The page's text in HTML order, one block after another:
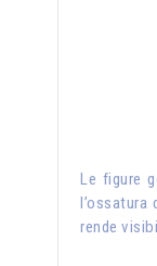
Le figure
l’ossatura
rende